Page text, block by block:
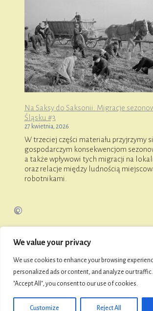
We value your privacy
We use cookies to enhance your browsing
personalized ads or content, and analyze our traffic.
"Accept All", you consent to our use of cookies.
Customize Reject All
Na Saksy do Saksonii. Migracje
Śląsku #3
27 kwietnia, 2026
W trzeciej części materiału przyjrzymy
gospodarczym konsekwencjom
a także wpływowi tych migracji na
oraz relacje między ludnością
robotnikami.